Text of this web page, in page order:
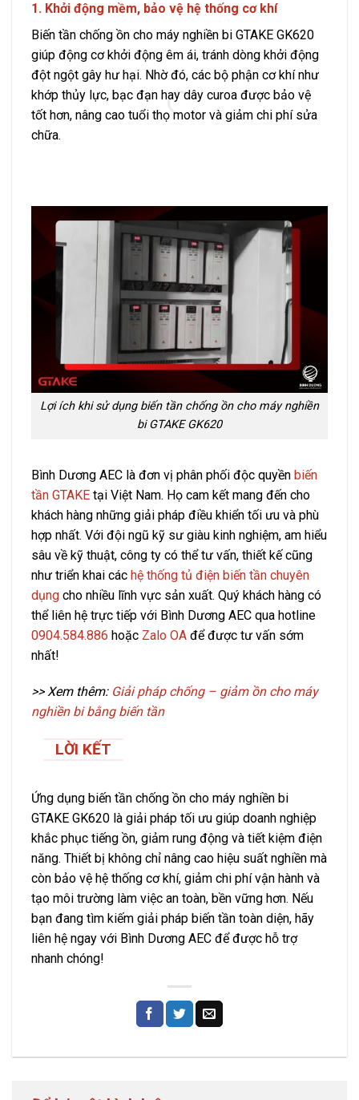
1. Khởi động mềm, bảo vệ hệ thống cơ khí
Biến tần chống ồn cho máy nghiền bi GTAKE GK620
giúp động cơ khởi động êm ái, tránh dòng khởi động
đột ngột gây hư hại. Nhờ đó, các bộ phận cơ khí như
khớp thủy lực, bạc đạn hay dây curoa được bảo vệ
tốt hơn, nâng cao tuổi thọ motor và giảm chi phí sửa
chữa.
Lợi ích khi sử dụng biến tần chống ồn cho máy nghiền
bi GTAKE GK620
Bình Dương AEC là đơn vị phân phối độc quyền biến
tần GTAKE tại Việt Nam. Họ cam kết mang đến cho
khách hàng những giải pháp điều khiển tối ưu và phù
hợp nhất. Với đội ngũ kỹ sư giàu kinh nghiệm, am hiểu
sâu về kỹ thuật, công ty có thể tư vấn, thiết kế cũng
như triển khai các hệ thống tủ điện biến tần chuyên
dụng cho nhiều lĩnh vực sản xuất. Quý khách hàng có
thể liên hệ trực tiếp với Bình Dương AEC qua hotline
0904.584.886 hoặc Zalo OA để được tư vấn sớm
nhất!
>> Xem thêm: Giải pháp chống – giảm ồn cho máy
nghiền bi bằng biến tần
LỜI KẾT
Ứng dụng biến tần chống ồn cho máy nghiền bi
GTAKE GK620 là giải pháp tối ưu giúp doanh nghiệp
khắc phục tiếng ồn, giảm rung động và tiết kiệm điện
năng. Thiết bị không chỉ nâng cao hiệu suất nghiền mà
còn bảo vệ hệ thống cơ khí, giảm chi phí vận hành và
tạo môi trường làm việc an toàn, bền vững hơn. Nếu
bạn đang tìm kiếm giải pháp biến tần toàn diện, hãy
liên hệ ngay với Bình Dương AEC để được hỗ trợ
nhanh chóng!